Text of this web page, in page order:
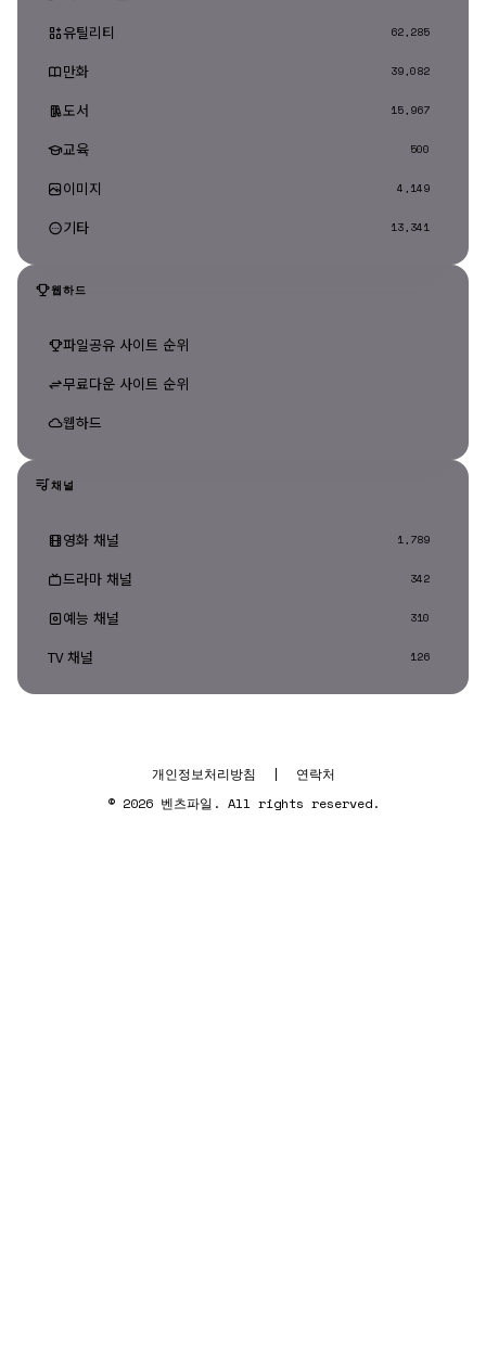
유틸리티 62,285
만화 39,082
도서 15,967
교육 500
이미지 4,149
기타 13,341
웹하드
파일공유 사이트 순위
무료다운 사이트 순위
웹하드
채널
영화 채널 1,789
드라마 채널 342
예능 채널 310
TV 채널 126
개인정보처리방침 |
연락처
© 2026 벤츠파일. All rights reserved.